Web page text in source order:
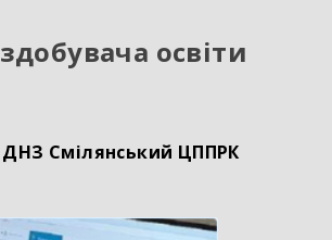
освіти
ДНЗ Смілянський ЦППРК